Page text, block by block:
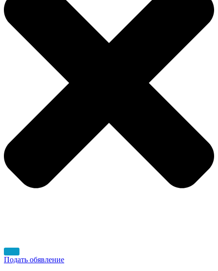
Подать обявление